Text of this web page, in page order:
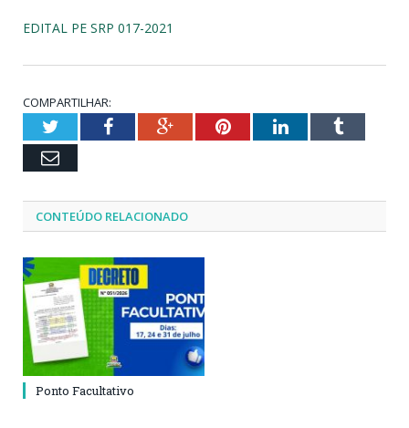
EDITAL PE SRP 017-2021
COMPARTILHAR:
TwitterFacebookGoogle+PinterestLinkedInTumblr
Email
CONTEÚDO RELACIONADO
Ponto Facultativo